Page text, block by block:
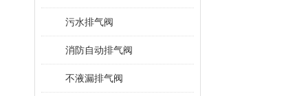
污水排气阀
消防自动排气阀
不液漏排气阀